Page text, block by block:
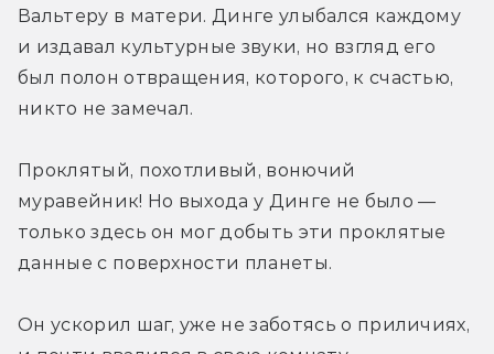
Вальтеру в матери. Динге улыбался каждому
и издавал культурные звуки, но взгляд его
был полон отвращения, которого, к счастью,
никто не замечал.
Проклятый, похотливый, вонючий
муравейник! Но выхода у Динге не было —
только здесь он мог добыть эти проклятые
данные с поверхности планеты.
Он ускорил шаг, уже не заботясь о приличиях,